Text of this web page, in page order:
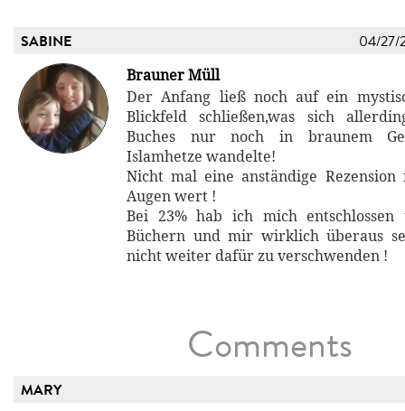
SABINE 04/27/
Brauner Müll
Der Anfang ließ noch auf ein
Blickfeld schließen,was sich
Buches nur noch in braunem
Islamhetze wandelte!
Nicht mal eine anständige
Augen wert !
Bei 23% hab ich mich
Büchern und mir wirklich überaus
nicht weiter dafür zu verschwenden !
Comments
MARY